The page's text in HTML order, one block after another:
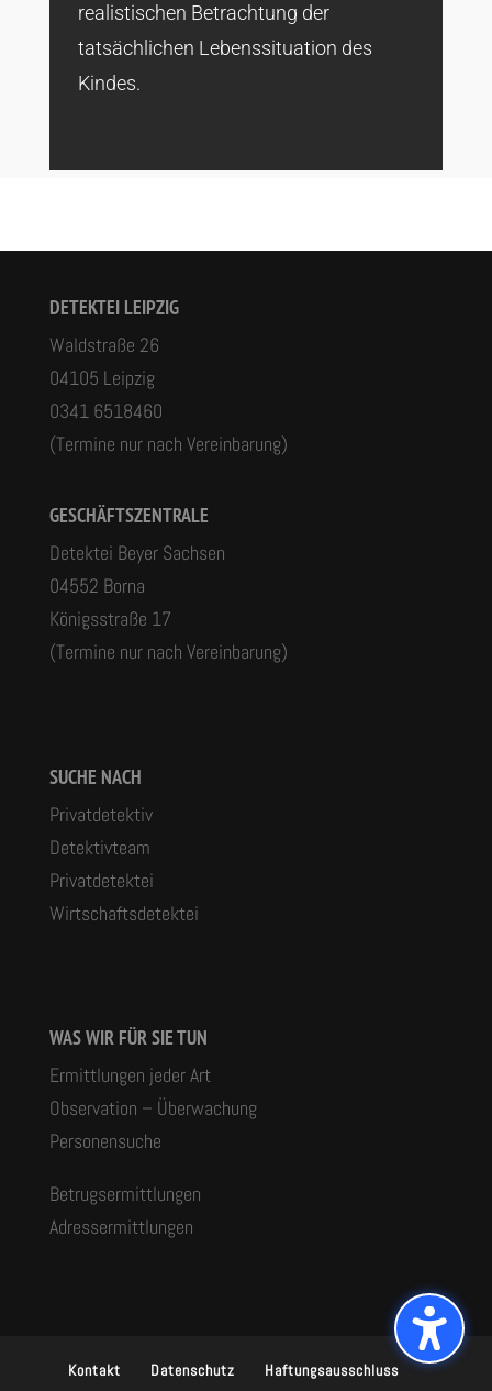
realistischen Betrachtung der
tatsächlichen Lebenssituation des
Kindes.
DETEKTEI LEIPZIG
Waldstraße 26
04105 Leipzig
0341 6518460
(Termine nur nach Vereinbarung)
GESCHÄFTSZENTRALE
Detektei Beyer Sachsen
04552 Borna
Königsstraße 17
(Termine nur nach Vereinbarung)
SUCHE NACH
Privatdetektiv
Detektivteam
Privatdetektei
Wirtschaftsdetektei
WAS WIR FÜR SIE TUN
Ermittlungen jeder Art
Observation – Überwachung
Personensuche
Betrugsermittlungen
Adressermittlungen
Kontakt Datenschutz Haftungsausschluss